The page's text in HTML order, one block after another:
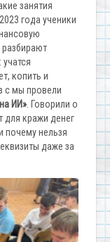
занятия
года ученики
разбирают
копить и
с мы провели
ИИ» . Говорили о
для кражи денег
почему нельзя
даже за